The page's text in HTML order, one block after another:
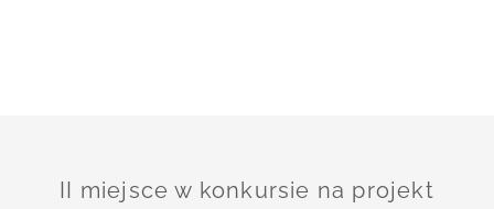
II miejsce w konkursie na projekt